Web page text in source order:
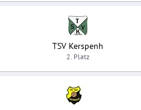
TSV Kerspenh
2. Platz